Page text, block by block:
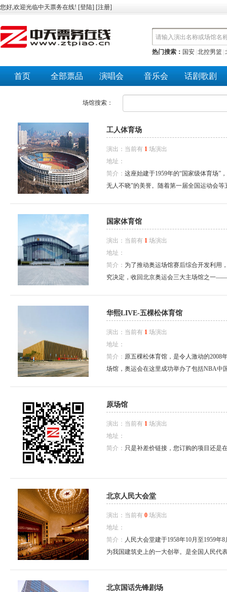
您好,欢迎光临中天票务在线! [登陆] [注册]
热门搜索： 国安 北控男篮
首页 全部票品 演唱会 音乐会 话剧歌剧
场馆搜索：
工人体育场
演出：当前有 1 场演出
地址：
简介： 这座始建于1959年的“国家级体育场”
无人不晓”的美誉。随着第一届全国运动会
国家体育馆
演出：当前有 1 场演出
地址：
简介： 为了推动奥运场馆赛后综合开发利用
究决定，收回北京奥运会三大主场馆之一
华熙LIVE-五棵松体育馆
演出：当前有 1 场演出
地址：
简介： 原五棵松体育馆，是令人激动的2008
场馆，奥运会在这里成功举办了包括NBA中
原场馆
演出：当前有 1 场演出
地址：
简介： 只是补差价链接，您订购的项目还是
北京人民大会堂
演出：当前有 0 场演出
地址：
简介： 人民大会堂建于1958年10月至1959
为我国建筑史上的一大创举。是全国人民代
北京国话先锋剧场